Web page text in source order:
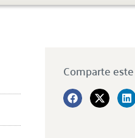
Comparte